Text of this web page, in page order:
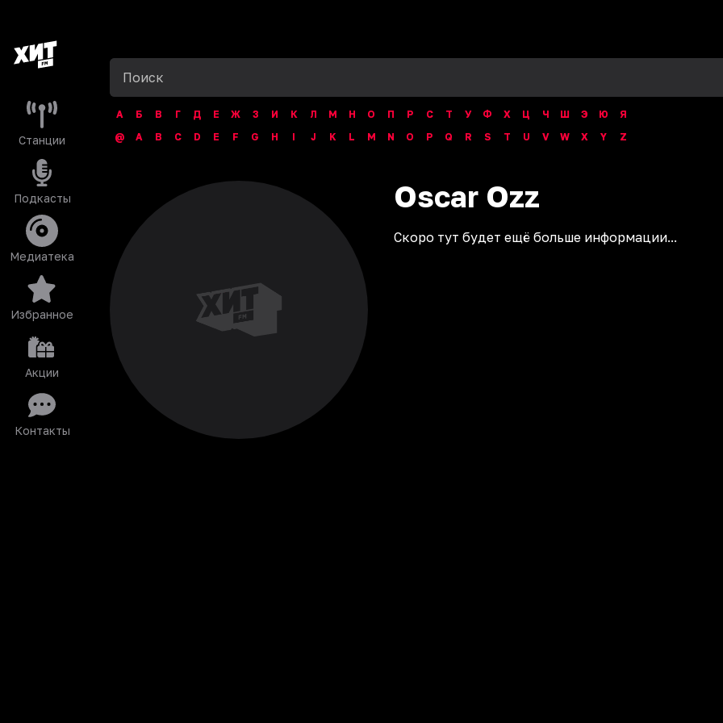
Станции
Подкасты
Медиатека
Избранное
Акции
Контакты
А Б В Г Д Е Ж З И К Л М Н О П Р С Т У Ф Х Ц Ч Ш Э Ю
Я
@
A B C D E F G H I J K L M N O P Q R S T U V W X Y Z
Oscar Ozz
Скоро тут будет ещё больше информации...